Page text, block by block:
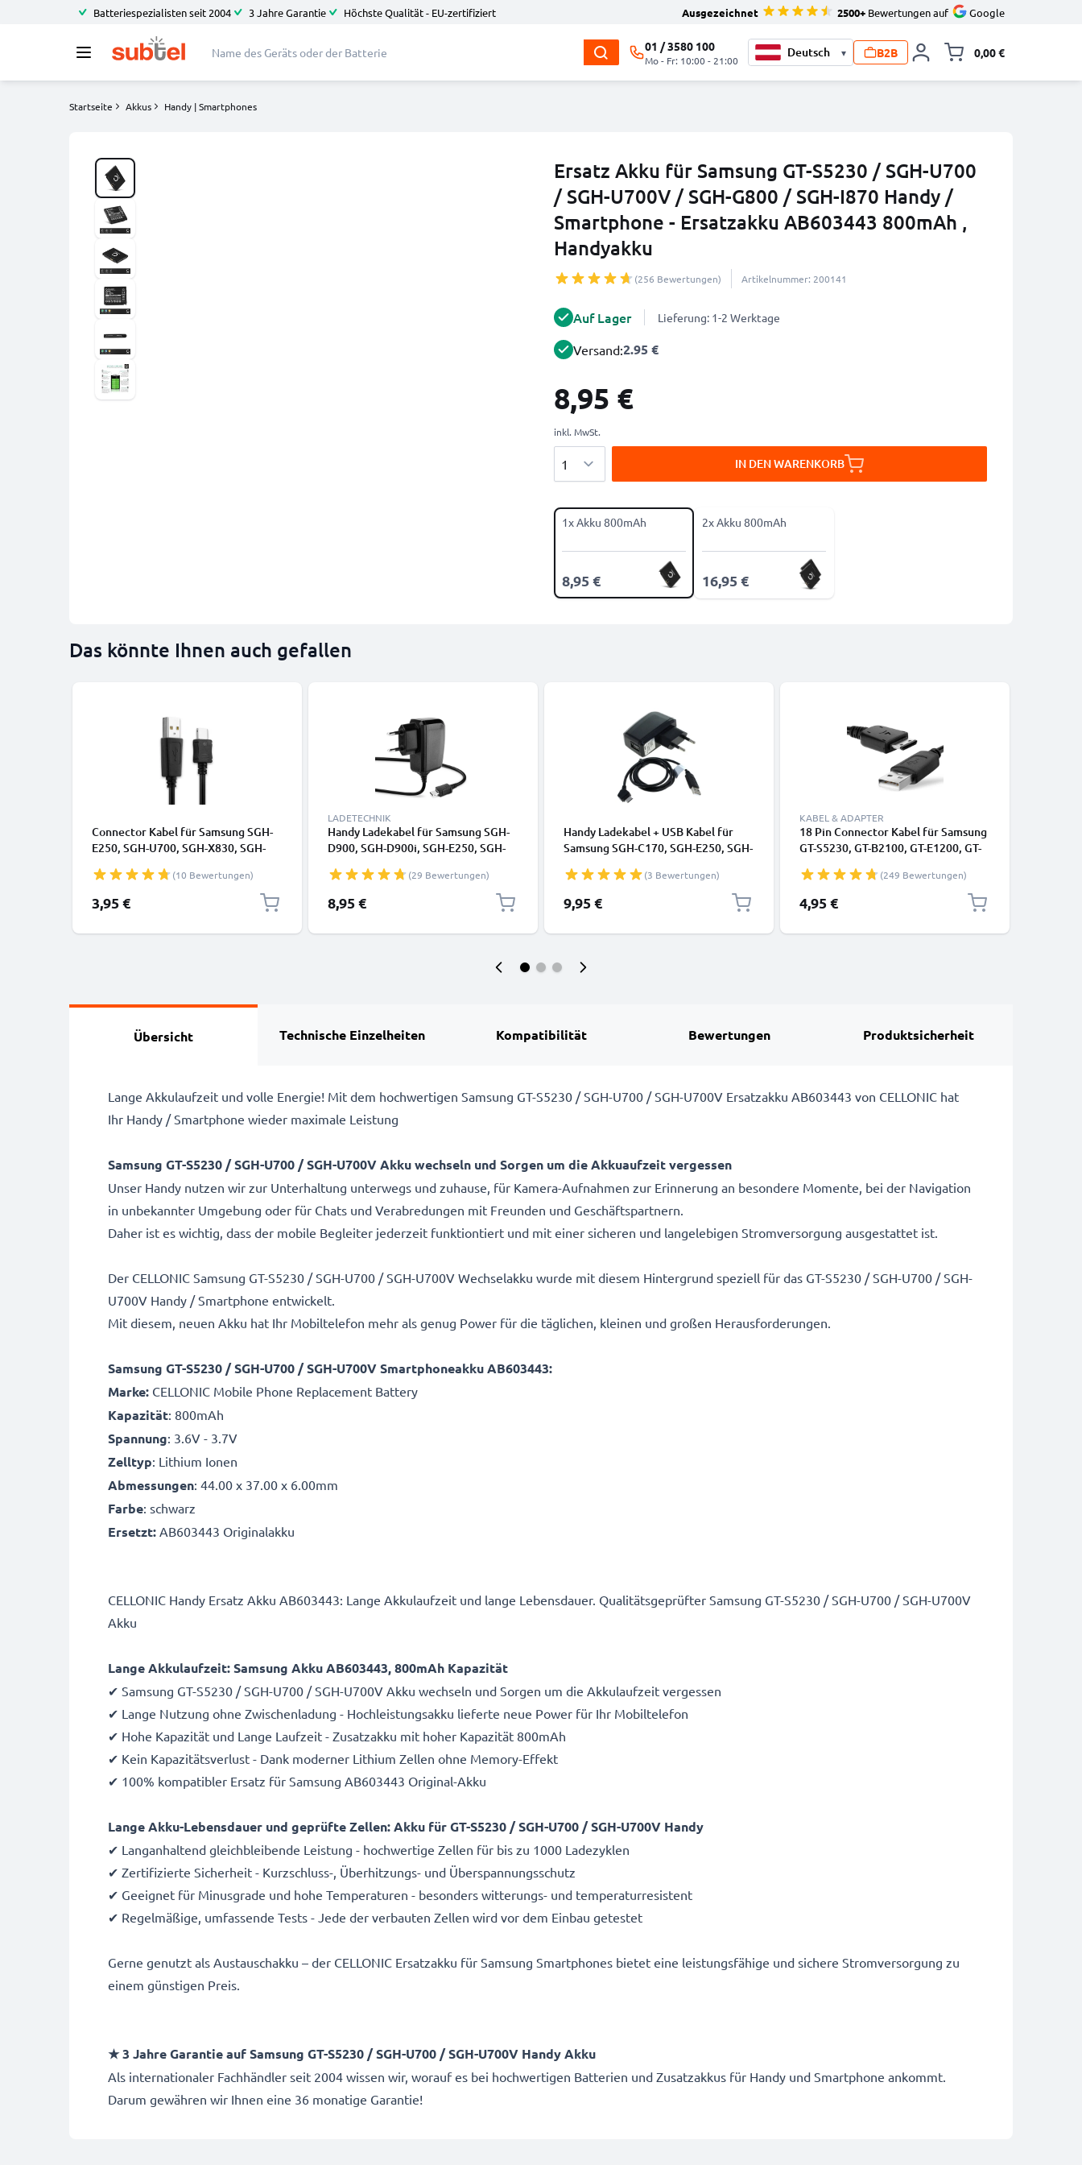
Batteriespezialisten seit 2004 3 Jahre Garantie Höchste Qualität - EU-zertifiziert Ausgezeichnet 2500+ Bewertungen auf Google
01 / 3580 100
Mo - Fr: 10:00 - 21:00
▾ B2B 0,00 €
Startseite Akkus Handy | Smartphones
Ersatz Akku für Samsung GT-S5230 / SGH-U700
/ SGH-U700V / SGH-G800 / SGH-I870 Handy /
Smartphone - Ersatzakku AB603443 800mAh ,
Handyakku
(256 Bewertungen) Artikelnummer: 200141
Auf Lager Lieferung: 1-2 Werktage
Versand:2.95 €
8,95 €
inkl. MwSt.
IN DEN WARENKORB
1x Akku 800mAh
8,95 €
2x Akku 800mAh
16,95 €
Das könnte Ihnen auch gefallen
Connector Kabel für Samsung SGH-
E250, SGH-U700, SGH-X830, SGH-
F300, SGH-J600, SGH-M300 Handy
Ladekabel - 1m 0.5A PVC schwarz -
Datenkabel für Smartphone
(10 Bewertungen)
3,95 €
LADETECHNIK
Handy Ladekabel für Samsung SGH-
D900, SGH-D900i, SGH-E250, SGH-
U700, SGH-X830 Smartphone - 0.5A /
500mA Connector Ladegerät 1.4m,
Handyladekabel
(29 Bewertungen)
8,95 €
Handy Ladekabel + USB Kabel für
Samsung SGH-C170, SGH-E250, SGH-
Smartphone - 1A / 1000mA 18 Pin
Connector Ladegerät 1m,
Handyladekabel
(3 Bewertungen)
9,95 €
KABEL & ADAPTER
18 Pin Connector Kabel für Samsung
GT-S5230, GT-B2100, GT-E1200, GT-
Ladekabel - 1m PVC schwarz -
Datenkabel für Smartphone
(249 Bewertungen)
4,95 €
Übersicht Technische Einzelheiten Kompatibilität Bewertungen Produktsicherheit
Lange Akkulaufzeit und volle Energie! Mit dem hochwertigen Samsung GT-S5230 / SGH-U700 / SGH-U700V Ersatzakku AB603443 von CELLONIC hat
Ihr Handy / Smartphone wieder maximale Leistung
Samsung GT-S5230 / SGH-U700 / SGH-U700V Akku wechseln und Sorgen um die Akkuaufzeit vergessen
Unser Handy nutzen wir zur Unterhaltung unterwegs und zuhause, für Kamera-Aufnahmen zur Erinnerung an besondere Momente, bei der Navigation
in unbekannter Umgebung oder für Chats und Verabredungen mit Freunden und Geschäftspartnern.
Daher ist es wichtig, dass der mobile Begleiter jederzeit funktiontiert und mit einer sicheren und langelebigen Stromversorgung ausgestattet ist.
Der CELLONIC Samsung GT-S5230 / SGH-U700 / SGH-U700V Wechselakku wurde mit diesem Hintergrund speziell für das GT-S5230 / SGH-U700 / SGH-
U700V Handy / Smartphone entwickelt.
Mit diesem, neuen Akku hat Ihr Mobiltelefon mehr als genug Power für die täglichen, kleinen und großen Herausforderungen.
Samsung GT-S5230 / SGH-U700 / SGH-U700V Smartphoneakku AB603443:
Marke: CELLONIC Mobile Phone Replacement Battery
Kapazität: 800mAh
Spannung: 3.6V - 3.7V
Zelltyp: Lithium Ionen
Abmessungen: 44.00 x 37.00 x 6.00mm
Farbe: schwarz
Ersetzt: AB603443 Originalakku
CELLONIC Handy Ersatz Akku AB603443: Lange Akkulaufzeit und lange Lebensdauer. Qualitätsgeprüfter Samsung GT-S5230 / SGH-U700 / SGH-U700V
Akku
Lange Akkulaufzeit: Samsung Akku AB603443, 800mAh Kapazität
✔ Samsung GT-S5230 / SGH-U700 / SGH-U700V Akku wechseln und Sorgen um die Akkulaufzeit vergessen
✔ Lange Nutzung ohne Zwischenladung - Hochleistungsakku lieferte neue Power für Ihr Mobiltelefon
✔ Hohe Kapazität und Lange Laufzeit - Zusatzakku mit hoher Kapazität 800mAh
✔ Kein Kapazitätsverlust - Dank moderner Lithium Zellen ohne Memory-Effekt
✔ 100% kompatibler Ersatz für Samsung AB603443 Original-Akku
Lange Akku-Lebensdauer und geprüfte Zellen: Akku für GT-S5230 / SGH-U700 / SGH-U700V Handy
✔ Langanhaltend gleichbleibende Leistung - hochwertige Zellen für bis zu 1000 Ladezyklen
✔ Zertifizierte Sicherheit - Kurzschluss-, Überhitzungs- und Überspannungsschutz
✔ Geeignet für Minusgrade und hohe Temperaturen - besonders witterungs- und temperaturresistent
✔ Regelmäßige, umfassende Tests - Jede der verbauten Zellen wird vor dem Einbau getestet
Gerne genutzt als Austauschakku – der CELLONIC Ersatzakku für Samsung Smartphones bietet eine leistungsfähige und sichere Stromversorgung zu
einem günstigen Preis.
★ 3 Jahre Garantie auf Samsung GT-S5230 / SGH-U700 / SGH-U700V Handy Akku
Als internationaler Fachhändler seit 2004 wissen wir, worauf es bei hochwertigen Batterien und Zusatzakkus für Handy und Smartphone ankommt.
Darum gewähren wir Ihnen eine 36 monatige Garantie!